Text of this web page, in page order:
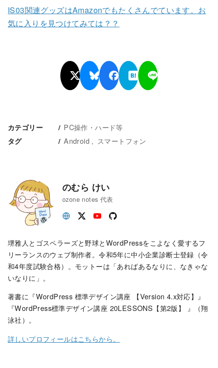
IS03関連グッズはAmazonでもたくさんでています。お
気に入りを見つけてみては？？
カテゴリー PC操作・ハード等
タグ Android スマートフォン
のむら けい
ozone notes 代表
堺雅人とゴスペラーズと野球とWordPressをこよなく愛するフ
リーランスのウェブ制作者。令和5年に中小企業診断士登録（令
和4年度試験合格）。モットーは「あればあるなりに、なきゃな
いなりに」。
著書に『WordPress 標準デザイン講座 【Version 4.x対応】』
『WordPress標準デザイン講座 20LESSONS【第2版】 』（翔
泳社）。
詳しいプロフィールはこちらから。